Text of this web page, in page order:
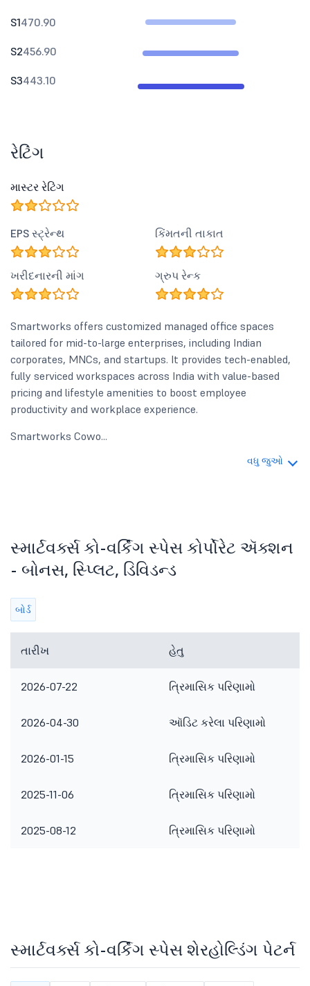
S1470.90
S2456.90
S3443.10
રેટિંગ
માસ્ટર રેટિંગ
EPS સ્ટ્રેન્થ કિંમતની તાકાત
ખરીદનારની માંગ ગ્રુપ રેન્ક
Smartworks offers customized managed office spaces
tailored for mid-to-large enterprises, including Indian
corporates, MNCs, and startups. It provides tech-enabled,
fully serviced workspaces across India with value-based
pricing and lifestyle amenities to boost employee
productivity and workplace experience.
Smartworks Cowo...
વધુ જુઓ
સ્માર્ટવર્ક્સ કો-વર્કિંગ સ્પેસ કોર્પોરેટ ઍક્શન
- બોનસ, સ્પ્લિટ, ડિવિડન્ડ
બોર્ડ
તારીખ હેતુ
2026-07-22 ત્રિમાસિક પરિણામો
2026-04-30 ઑડિટ કરેલા પરિણામો
2026-01-15 ત્રિમાસિક પરિણામો
2025-11-06 ત્રિમાસિક પરિણામો
2025-08-12 ત્રિમાસિક પરિણામો
સ્માર્ટવર્ક્સ કો-વર્કિંગ સ્પેસ શેરહોલ્ડિંગ પેટર્ન